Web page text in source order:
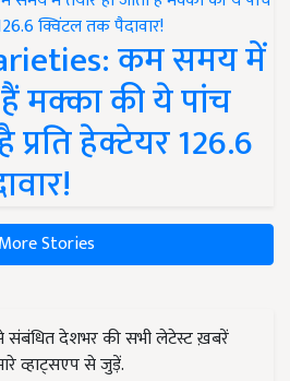
कम समय में
मक्का की ये पांच
हेक्टेयर 126.6
More Stories
संबंधित देशभर की सभी लेटेस्ट ख़बरें
व्हाट्सएप से जुड़ें.